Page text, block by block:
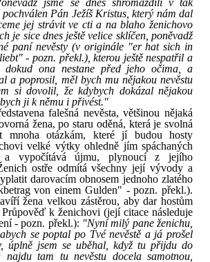
jsme se dnes shromáždili v tak
Pán Ježíš Kristus, který nám dal
jej strávit ve cti a na blaho ženichovo
je sice dnes ještě velice sklíčen, poněvadž
paní nevěsty (v originále "er hat sich in
- pozn. překl.), kterou ještě nespatřil a
dokud ona nestane před jeho očima, a
a poprosil, měl bych mu nějakou nevěstu
si dovolil, že kdybych dokázal nějakou
ji k němu i přivést."
falešná nevěsta, většinou nějaká
žena, po staru oděná, která je svolná
mnoha otázkám, které jí budou hosty
velké výtky ohledně jím spáchaných
a vypočítává újmu, plynoucí z jejího
ostře odmítá všechny její vývody a
darovacím obnosem jednoho zlatého
von einem Gulden" - pozn. překl.).
žena velkou zástěrou, aby dar hostům
k ženichovi (její citace následuje
- pozn. překl.): "Nyní milý pane ženichu,
se poptal po Tvé nevěstě a já prošel
úplně jsem se uběhal, když tu přijdu do
najdu tam tu nevěstu docela samotnou,